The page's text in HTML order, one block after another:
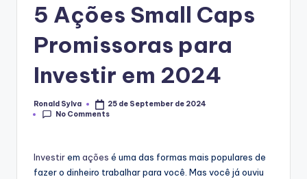
5 Ações Small Caps
Promissoras para
Investir em 2024
Posted
by
Ronald Sylva
25 de September de 2024
No Comments
Investirem ações é uma das formas mais populares de
fazer o dinheiro trabalhar para você. Mas você já ouviu